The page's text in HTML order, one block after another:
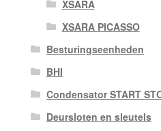
XSARA
XSARA PICASSO
Besturingseenheden
BHI
Condensator START
Deursloten en sleutels